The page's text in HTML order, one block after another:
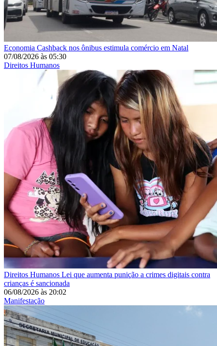
Economia Cashback nos ônibus estimula comércio em Natal
07/08/2026 às 05:30
Direitos Humanos
Direitos Humanos Lei que aumenta punição a crimes digitais contra
crianças é sancionada
06/08/2026 às 20:02
Manifestação